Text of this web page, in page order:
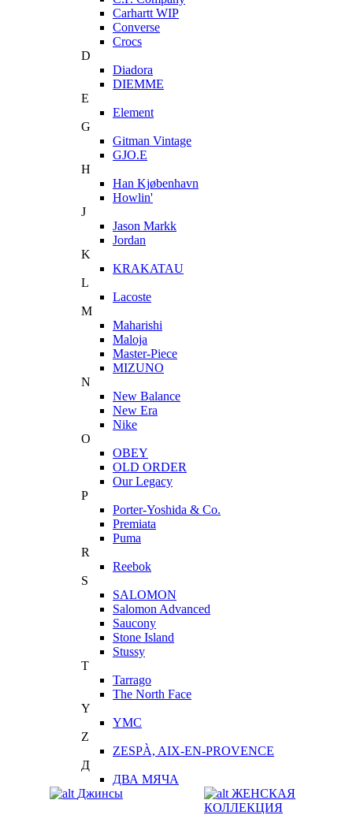
Carhartt WIP
Converse
Crocs
D
Diadora
DIEMME
E
Element
G
Gitman Vintage
GJO.E
H
Han Kjøbenhavn
Howlin'
J
Jason Markk
Jordan
K
KRAKATAU
L
Lacoste
M
Maharishi
Maloja
Master-Piece
MIZUNO
N
New Balance
New Era
Nike
O
OBEY
OLD ORDER
Our Legacy
P
Porter-Yoshida & Co.
Premiata
Puma
R
Reebok
S
SALOMON
Salomon Advanced
Saucony
Stone Island
Stussy
T
Tarrago
The North Face
Y
YMC
Z
ZESPÀ, AIX-EN-PROVENCE
Д
ДВА МЯЧА
Джинсы
ЖЕНСКАЯ
КОЛЛЕКЦИЯ